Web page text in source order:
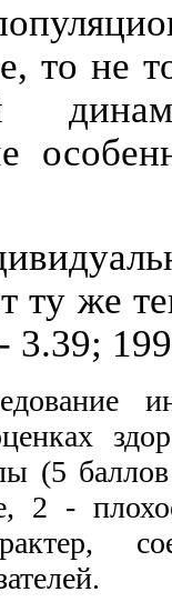
то не
ту же
3.39;
(5
2 -